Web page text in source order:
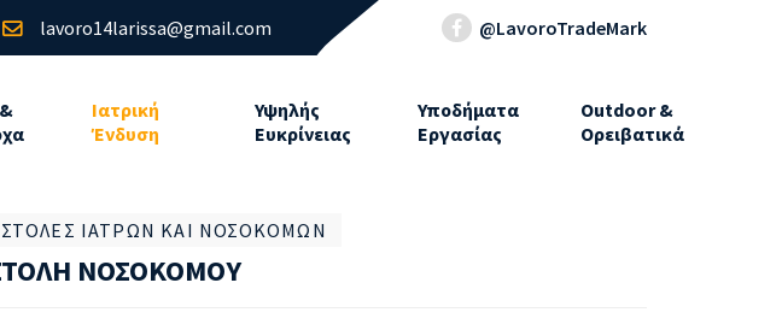
lavoro14larissa@gmail.com @LavoroTradeMark
Ιατρική
Ένδυση
Υψηλής
Ευκρίνειας
Υποδήματα
Εργασίας
Outdoor &
Ορειβατικά
ΣΤΟΛΈΣ ΙΑΤΡΏΝ ΚΑΙ ΝΟΣΟΚΌΜΩΝ
ΝΟΣΟΚΟΜΟΥ